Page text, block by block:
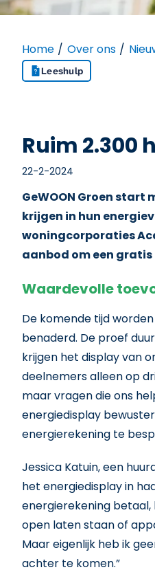
Home Over ons
Leeshulp
Ruim
22-2-2024
GeWOON Groen
krijgen in hun
woningcorporaties
aanbod om een
Waardevolle
De komende tijd
benaderd. De proef
krijgen het display van
deelnemers alleen op
maar vragen die ons
energiedisplay
energierekening te
Jessica Katuin, een
het energiedisplay in
energierekening betaal,
open laten staan of
Maar eigenlijk heb ik
achter te komen.”